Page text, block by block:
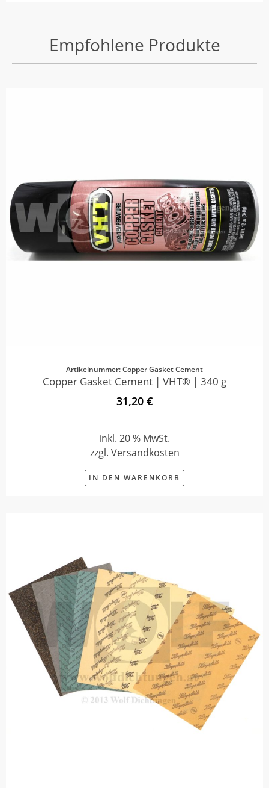
Empfohlene Produkte
Artikelnummer: Copper Gasket Cement
Copper Gasket Cement | VHT® | 340 g
31,20 €
inkl. 20 % MwSt.
zzgl. Versandkosten
IN DEN WARENKORB